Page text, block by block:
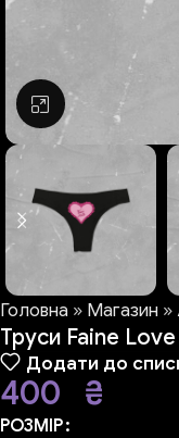
Натисніть,
Головна » Магазин »
Труси Faine Love
Додати до
400 ₴
РОЗМІР